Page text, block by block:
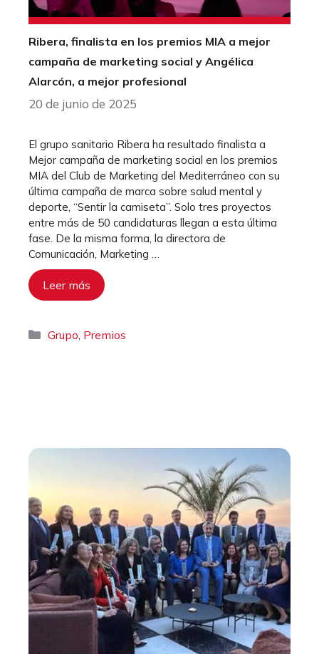
Ribera, finalista en los premios MIA a mejor
campaña de marketing social y Angélica
Alarcón, a mejor profesional
20 de junio de 2025
El grupo sanitario Ribera ha resultado finalista a
Mejor campaña de marketing social en los premios
MIA del Club de Marketing del Mediterráneo con su
última campaña de marca sobre salud mental y
deporte, “Sentir la camiseta”. Solo tres proyectos
entre más de 50 candidaturas llegan a esta última
fase. De la misma forma, la directora de
Comunicación, Marketing …
Leer más
Categorías
Grupo, Premios